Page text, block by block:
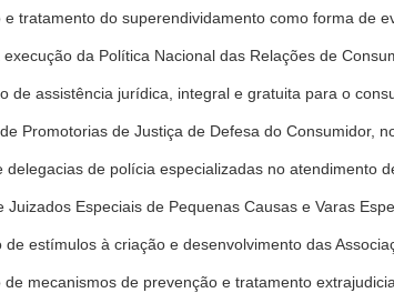
e tratamento do superendividamento como forma
execução da Política Nacional das Relações de
de assistência jurídica, integral e gratuita para o
Promotorias de Justiça de Defesa do Consumidor,
delegacias de polícia especializadas no atendimento
Juizados Especiais de Pequenas Causas e Varas
de estímulos à criação e desenvolvimento das
de mecanismos de prevenção e tratamento